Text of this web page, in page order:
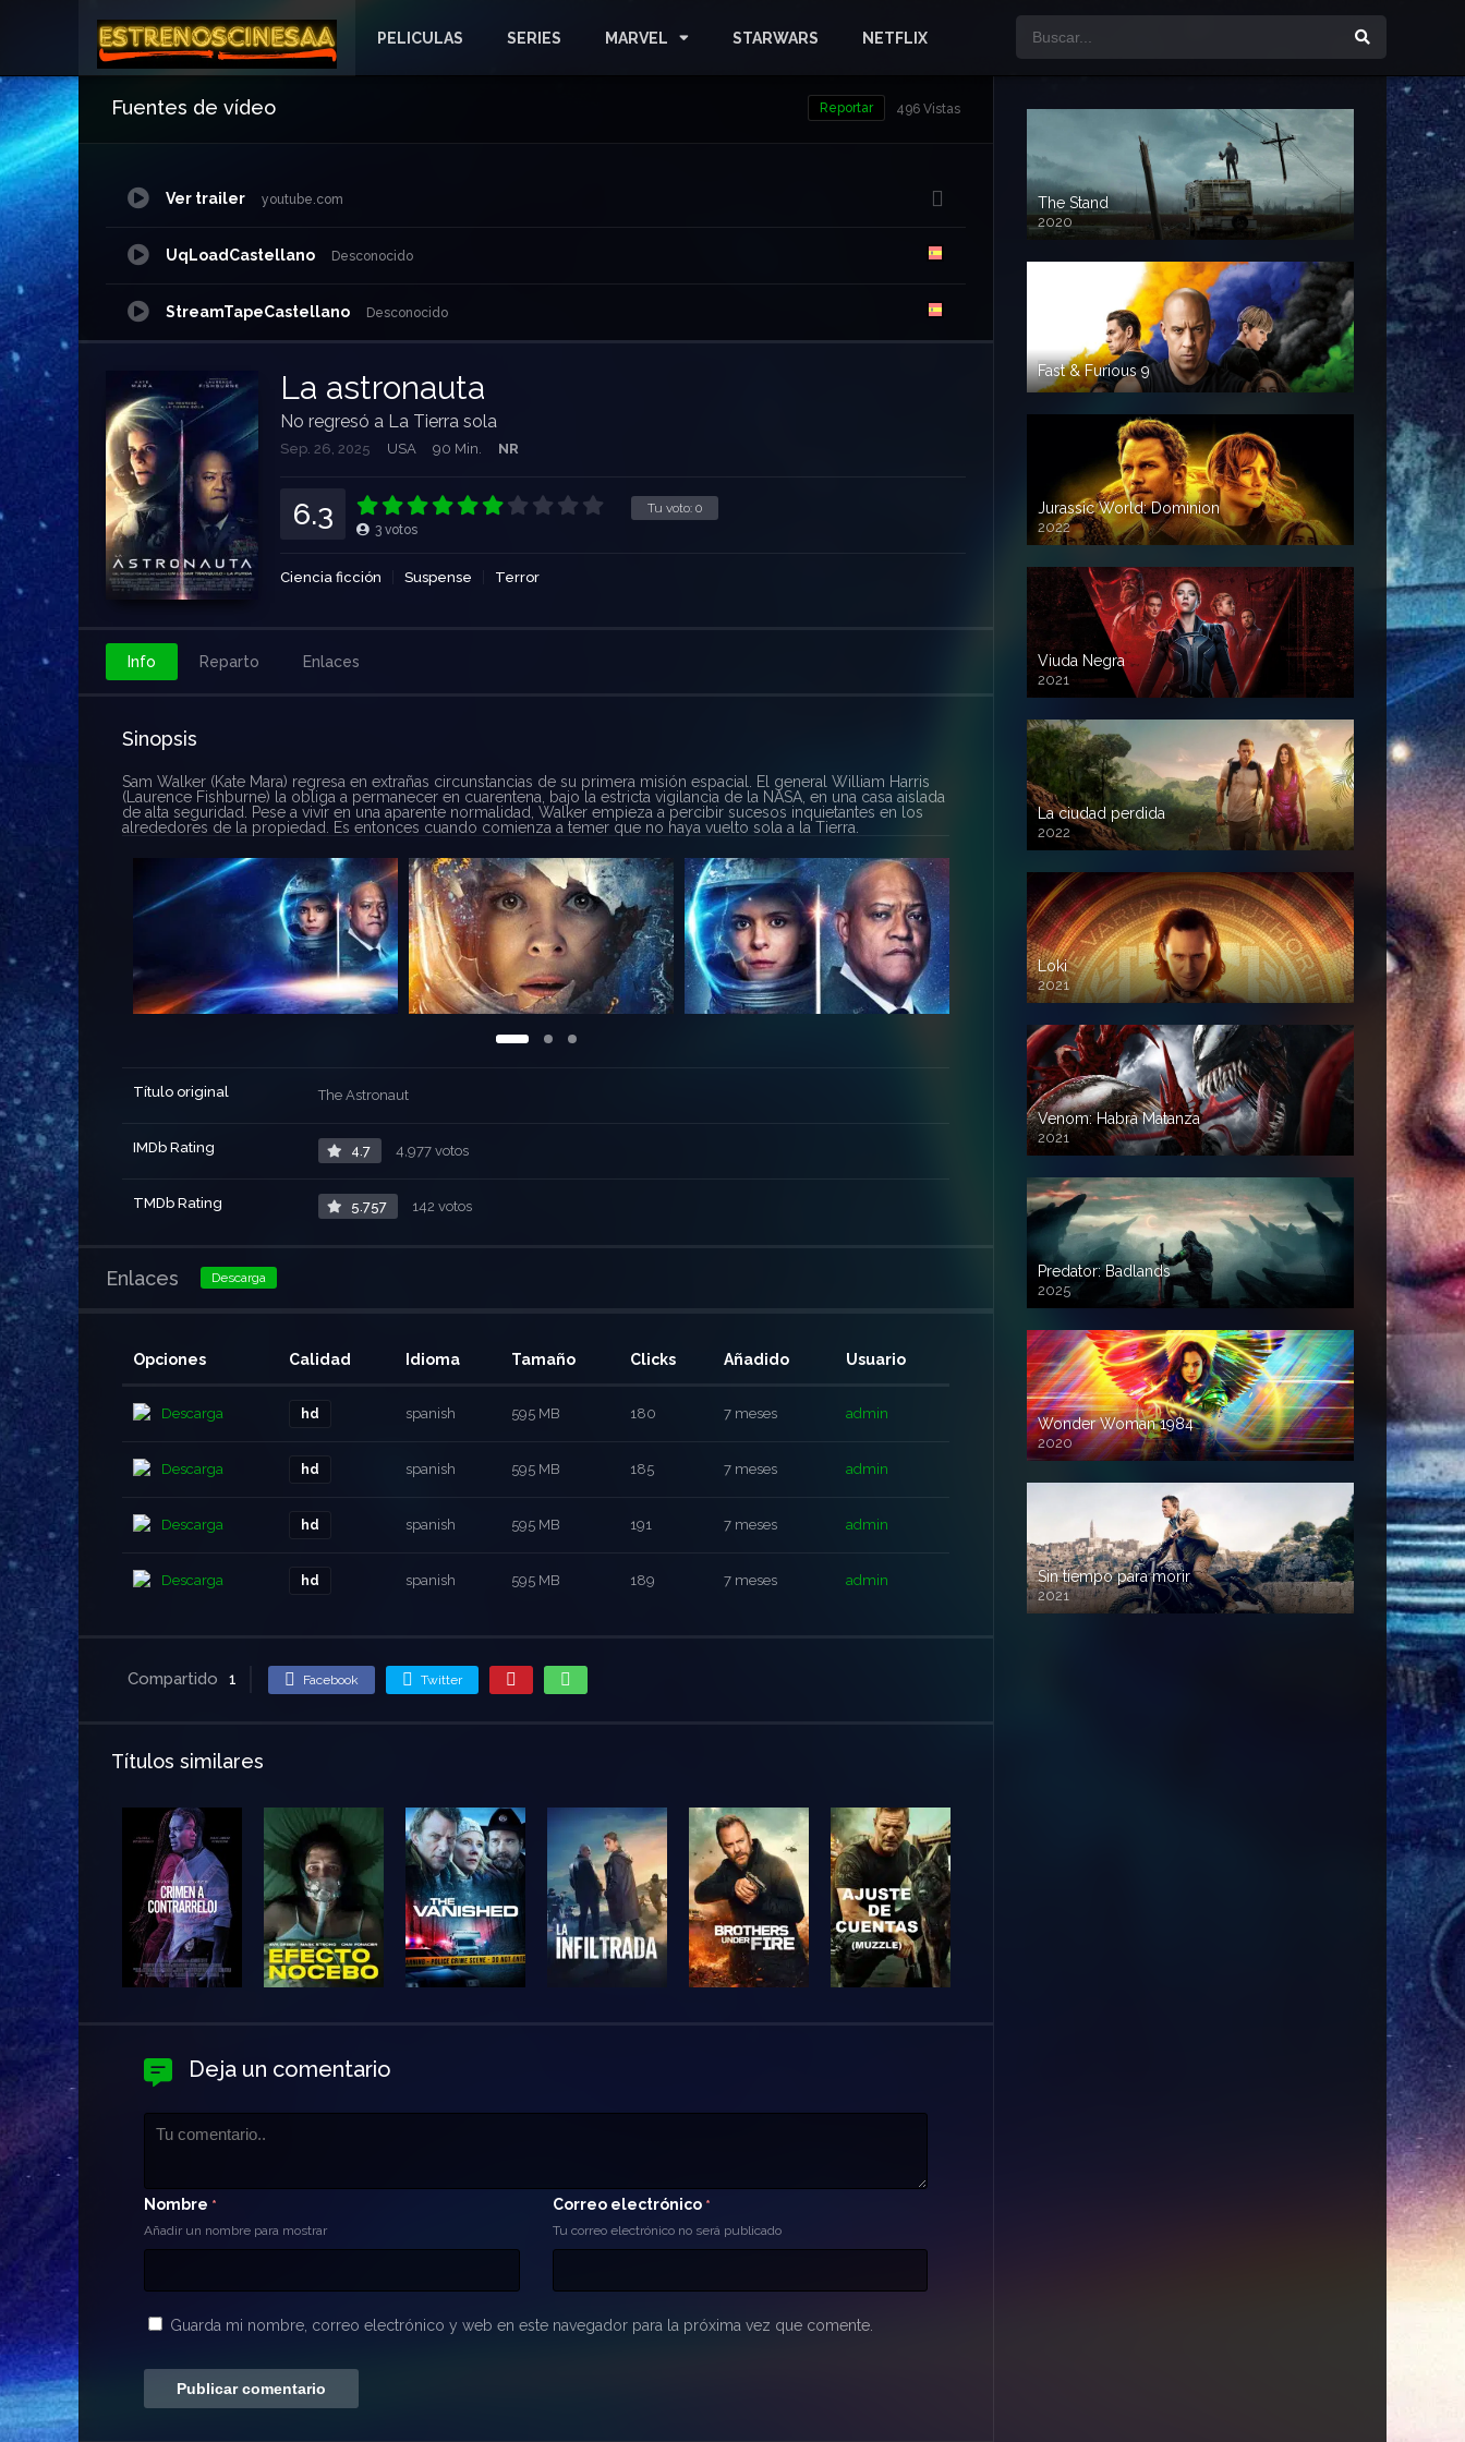
PELICULAS SERIES MARVEL STARWARS NETFLIX
Fuentes de vídeo 496 Vistas
Reportar
Ver trailer youtube.com
UqLoadCastellano Desconocido
StreamTapeCastellano Desconocido
NetuCastellano waaw.ac
La astronauta
No regresó a La Tierra sola
Sep. 26, 2025 USA 90 Min. NR
Tu voto: 0
6.3 3 votos
Ciencia ficción Suspense Terror
Info Reparto Enlaces
Sinopsis
Sam Walker (Kate Mara) regresa en extrañas circunstancias de su primera misión espacial. El general William Harris
(Laurence Fishburne) la obliga a permanecer en cuarentena, bajo la estricta vigilancia de la NASA, en una casa aislada
de alta seguridad. Pese a vivir en una aparente normalidad, Walker empieza a percibir sucesos inquietantes en los
alrededores de la propiedad. Es entonces cuando comienza a temer que no haya vuelto sola a la Tierra.
Título original The Astronaut
IMDb Rating 4.7 4,977 votos
TMDb Rating 5.757 142 votos
Enlaces Descarga
Opciones Calidad Idioma Tamaño Clicks Añadido Usuario
Descarga hd spanish 595 MB 180 7 meses admin
Descarga hd spanish 595 MB 185 7 meses admin
Descarga hd spanish 595 MB 191 7 meses admin
Descarga hd spanish 595 MB 189 7 meses admin
Compartido 1 Facebook Twitter
Títulos similares
Deja un comentario
Nombre *
Añadir un nombre para mostrar
Correo electrónico *
Tu correo electrónico no será publicado
Guarda mi nombre, correo electrónico y web en este navegador para la próxima vez que comente.
The Stand
2020
Fast & Furious 9
Jurassic World: Dominion
2022
Viuda Negra
2021
La ciudad perdida
2022
Loki
2021
Venom: Habrá Matanza
2021
Predator: Badlands
2025
Wonder Woman 1984
2020
Sin tiempo para morir
2021